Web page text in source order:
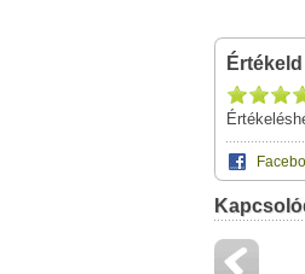
A(z)
Neved:
Ez a